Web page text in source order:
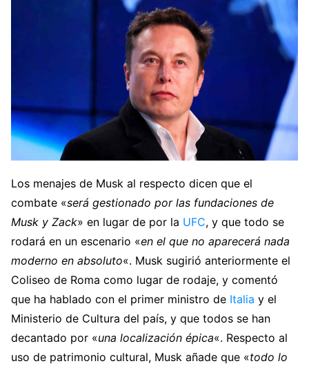
Los menajes de Musk al respecto dicen que el
combate «será gestionado por las fundaciones de
Musk y Zack» en lugar de por la UFC, y que todo se
rodará en un escenario «en el que no aparecerá nada
moderno en absoluto«. Musk sugirió anteriormente el
Coliseo de Roma como lugar de rodaje, y comentó
que ha hablado con el primer ministro de Italia y el
Ministerio de Cultura del país, y que todos se han
decantado por «una localización épica«. Respecto al
uso de patrimonio cultural, Musk añade que «todo lo